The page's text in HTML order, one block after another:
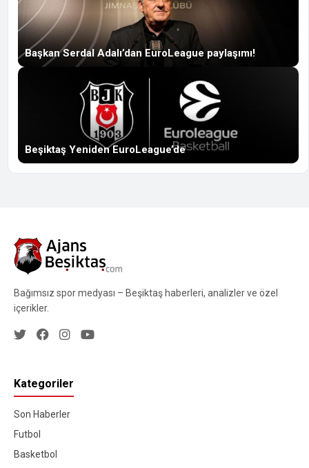
Başkan Serdal Adalı’dan EuroLeague paylaşımı!
Beşiktaş Yeniden EuroLeague’de
Bağımsız spor medyası – Beşiktaş haberleri, analizler ve özel
içerikler.
Kategoriler
Son Haberler
Futbol
Basketbol